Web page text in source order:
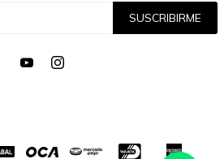
SUSCRIBIRME
 